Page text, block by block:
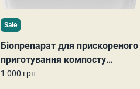
Sale
Біопрепарат для прискореного
приготування компосту
КОМПОНАЗА®
1 000 грн